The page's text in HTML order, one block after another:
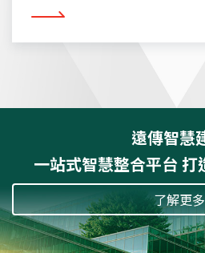
看更多
遠傳智慧
一站式智慧整合平台
了解更多